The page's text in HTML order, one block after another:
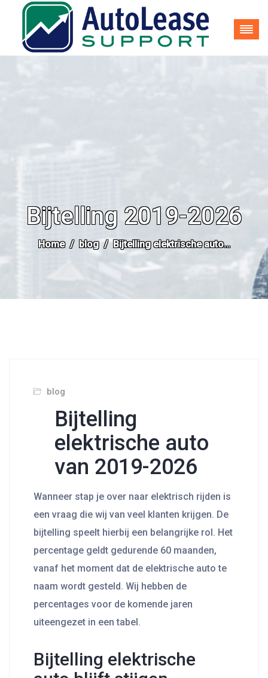
035-62 25 937 info@autoleasesupport.nl
Bijtelling 2019-2026
Home blog Bijtelling elektrische auto…
blog
Bijtelling
elektrische auto
van 2019-2026
Wanneer stap je over naar elektrisch rijden is
een vraag die wij van veel klanten krijgen. De
bijtelling speelt hierbij een belangrijke rol. Het
percentage geldt gedurende 60 maanden,
vanaf het moment dat de elektrische auto te
naam wordt gesteld. Wij hebben de
percentages voor de komende jaren
uiteengezet in een tabel.
Bijtelling elektrische